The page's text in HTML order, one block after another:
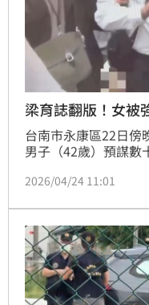
梁育誌翻版！女
台南市永康區22日傍
男子（42歲）預謀數
手法宛如犯下「馬國
方獲報後，靠著受害
調閱百支監視器，於
全案訊後依強盜、妨
辦，並建請聲
2026/04/24 11:01